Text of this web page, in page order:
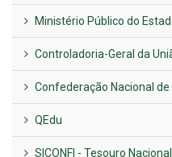
Ministério Público do
Controladoria-Geral da
Confederação Nacional de
QEdu
SICONFI - Tesouro Nacional